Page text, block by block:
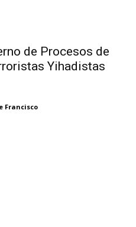
de Procesos de
Yihadistas
Francisco